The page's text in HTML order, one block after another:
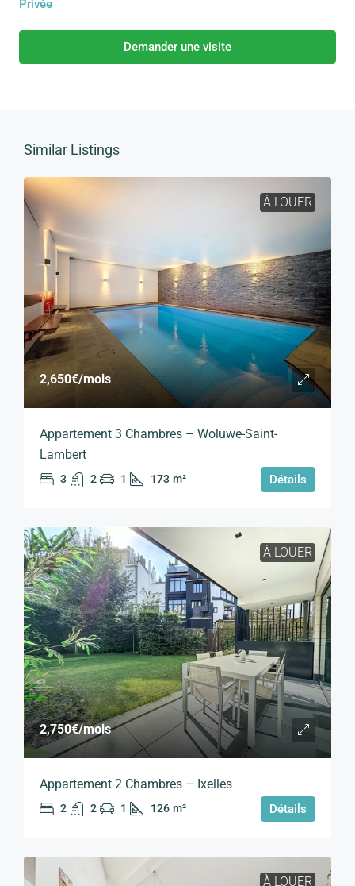
Privée
Demander une visite
Similar Listings
À LOUER
2,650€/mois
Appartement 3 Chambres – Woluwe-Saint-
Lambert
3 2 1 173 m² Détails
À LOUER
2,750€/mois
Appartement 2 Chambres – Ixelles
2 2 1 126 m² Détails
À LOUER